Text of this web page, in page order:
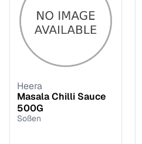
Heera
Masala Chilli Sauce
500G
Soßen